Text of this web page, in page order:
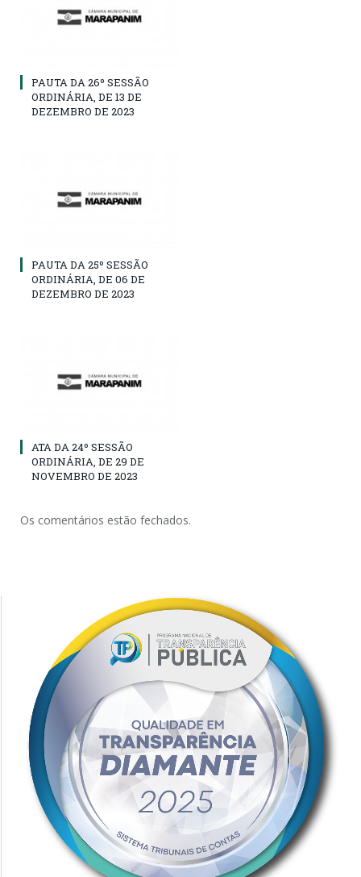
PAUTA DA 26º SESSÃO
ORDINÁRIA, DE 13 DE
DEZEMBRO DE 2023
PAUTA DA 25º SESSÃO
ORDINÁRIA, DE 06 DE
DEZEMBRO DE 2023
ATA DA 24º SESSÃO
ORDINÁRIA, DE 29 DE
NOVEMBRO DE 2023
Os comentários estão fechados.